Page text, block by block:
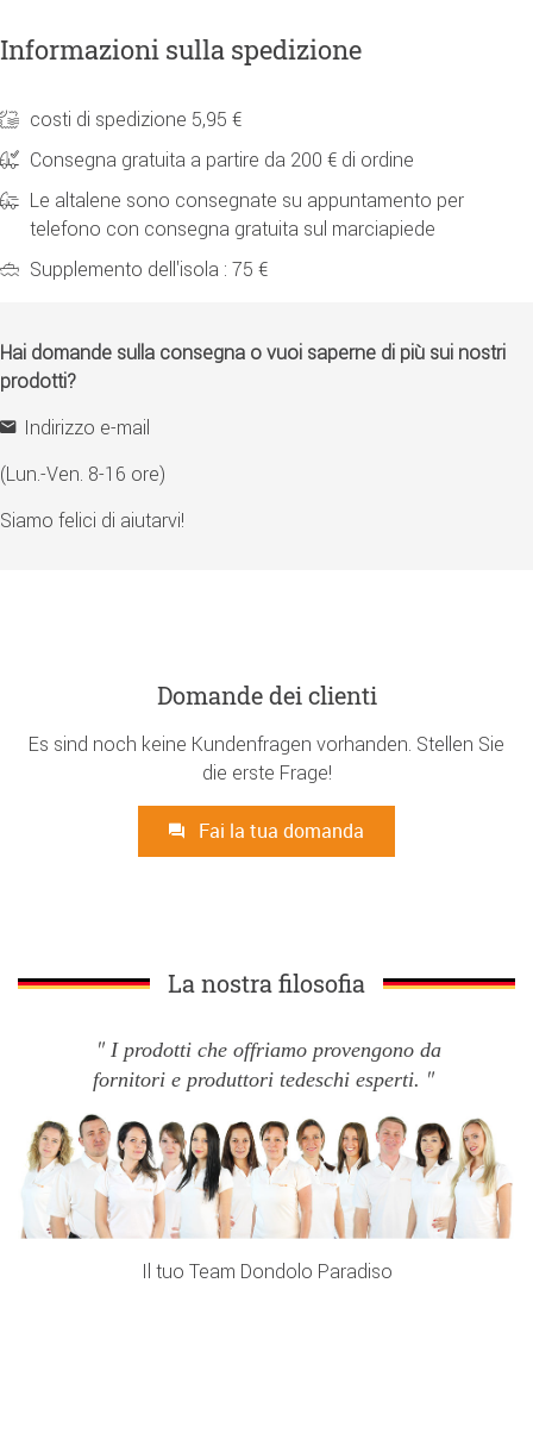
Informazioni sulla spedizione
costi di spedizione 5,95 €
Consegna gratuita a partire da 200 € di ordine
Le altalene sono consegnate su appuntamento per
telefono con consegna gratuita sul marciapiede
Supplemento dell'isola : 75 €
Hai domande sulla consegna o vuoi saperne di più sui nostri
prodotti?
Indirizzo e-mail
(Lun.-Ven. 8-16 ore)
Siamo felici di aiutarvi!
Domande dei clienti
Es sind noch keine Kundenfragen vorhanden. Stellen Sie
die erste Frage!
Fai la tua domanda
La nostra filosofia
I prodotti che offriamo provengono da
fornitori e produttori tedeschi esperti.
Il tuo Team Dondolo Paradiso